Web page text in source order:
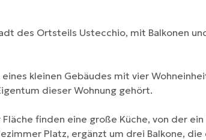
des Ortsteils Ustecchio, mit Balkonen
kleinen Gebäudes mit vier
dieser Wohnung gehört.
finden eine große Küche, von der
Platz, ergänzt um drei Balkone,